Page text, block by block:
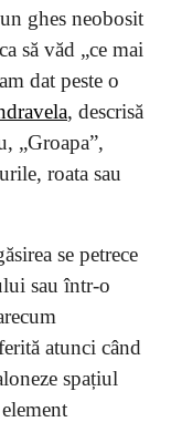
ghes neobosit
să văd „ce mai
dat peste o
, descrisă
„Groapa”,
roata sau
se petrece
sau într-o
atunci când
spațiul